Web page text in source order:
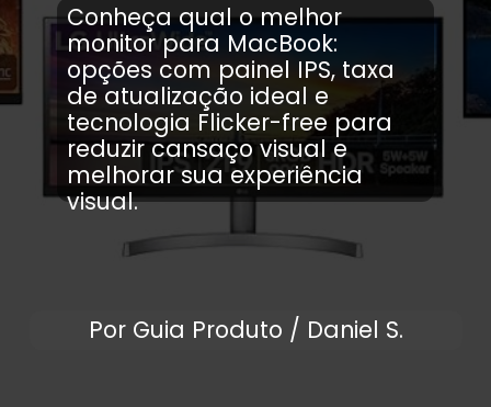
Conheça qual o melhor
monitor para MacBook:
opções com painel IPS, taxa
de atualização ideal e
tecnologia Flicker-free para
reduzir cansaço visual e
melhorar sua experiência
visual.
Por Guia Produto / Daniel S.